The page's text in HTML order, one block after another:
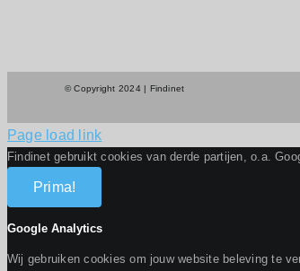
© Copyright 2024 | Findinet
Page load link
Findinet gebruikt cookies van derde partijen, o.a.
Prima!
Google Analytics
Wij gebruiken cookies om jouw website beleving te